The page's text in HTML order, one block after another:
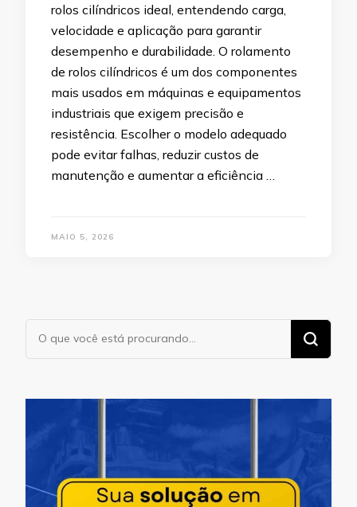
rolos cilíndricos ideal, entendendo carga,
velocidade e aplicação para garantir
desempenho e durabilidade. O rolamento
de rolos cilíndricos é um dos componentes
mais usados em máquinas e equipamentos
industriais que exigem precisão e
resistência. Escolher o modelo adequado
pode evitar falhas, reduzir custos de
manutenção e aumentar a eficiência …
MAIO 5, 2026
Procurando
algo?